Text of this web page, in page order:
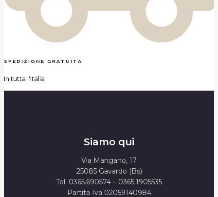
SPEDIZIONE GRATUITA
In tutta l'Italia
Siamo qui
Via Mangano, 17
25085 Gavardo (Bs)
Tel. 0365.690574 – 0365.1905535
Partita Iva 02059140984